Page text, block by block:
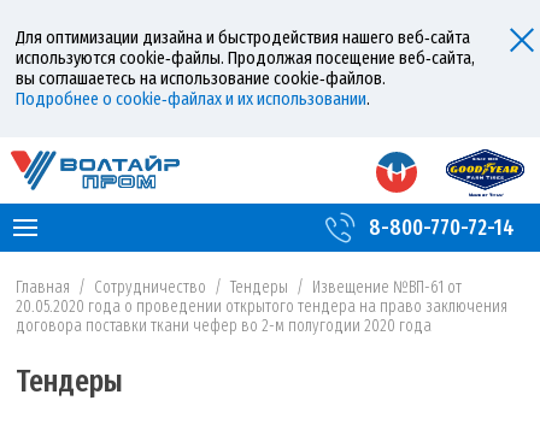
Для оптимизации дизайна и быстродействия нашего веб‑сайта
используются cookie‑файлы. Продолжая посещение веб‑сайта,
вы соглашаетесь на использование cookie‑файлов.
Подробнее о cookie‑файлах и их использовании.
8-800-770-72-14
Главная / Сотрудничество / Тендеры / Извещение №ВП-61 от
20.05.2020 года о проведении открытого тендера на право заключения
договора поставки ткани чефер во 2-м полугодии 2020 года
Тендеры